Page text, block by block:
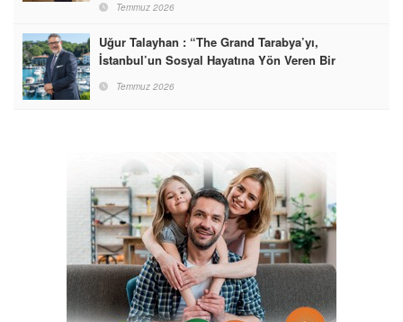
Temmuz 2026
Uğur Talayhan : “The Grand Tarabya’yı,
İstanbul’un Sosyal Hayatına Yön Veren Bir
Destinasyon Haline Getirmeyi Hedefliyorum”
Temmuz 2026